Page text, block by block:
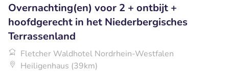
Overnachting(en) voor 2 + ontbijt +
hoofdgerecht in het Niederbergisches
Terrassenland
Fletcher Waldhotel Nordrhein-Westfalen
Heiligenhaus (39km)